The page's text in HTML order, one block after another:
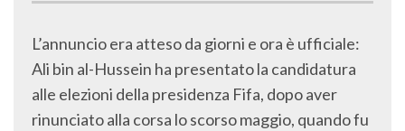
L’annuncio era atteso da giorni e ora è ufficiale:
Ali bin al-Hussein ha presentato la candidatura
alle elezioni della presidenza Fifa, dopo aver
rinunciato alla corsa lo scorso maggio, quando fu